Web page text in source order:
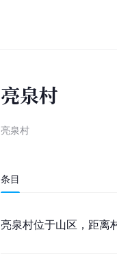
亮泉村
亮泉村
条目
亮泉村位于山区，距离